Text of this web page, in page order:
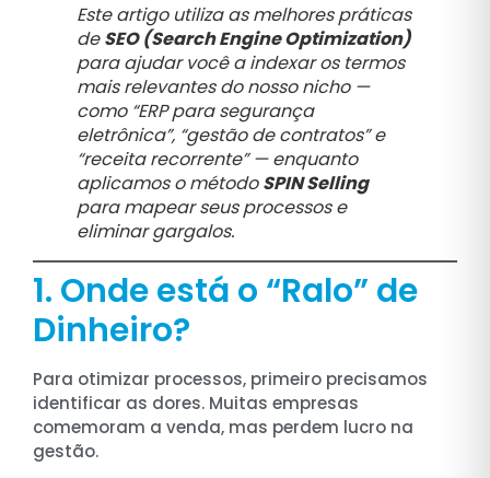
Este artigo utiliza as melhores práticas
deSEO (Search Engine Optimization)
para ajudar você a indexar os termos
mais relevantes do nosso nicho —
como “ERP para segurança
eletrônica”, “gestão de contratos” e
“receita recorrente” — enquanto
aplicamos o métodoSPIN Selling
para mapear seus processos e
eliminar gargalos.
1. Onde está o “Ralo” de
Dinheiro?
Para otimizar processos, primeiro precisamos
identificar as dores. Muitas empresas
comemoram a venda, mas perdem lucro na
gestão.